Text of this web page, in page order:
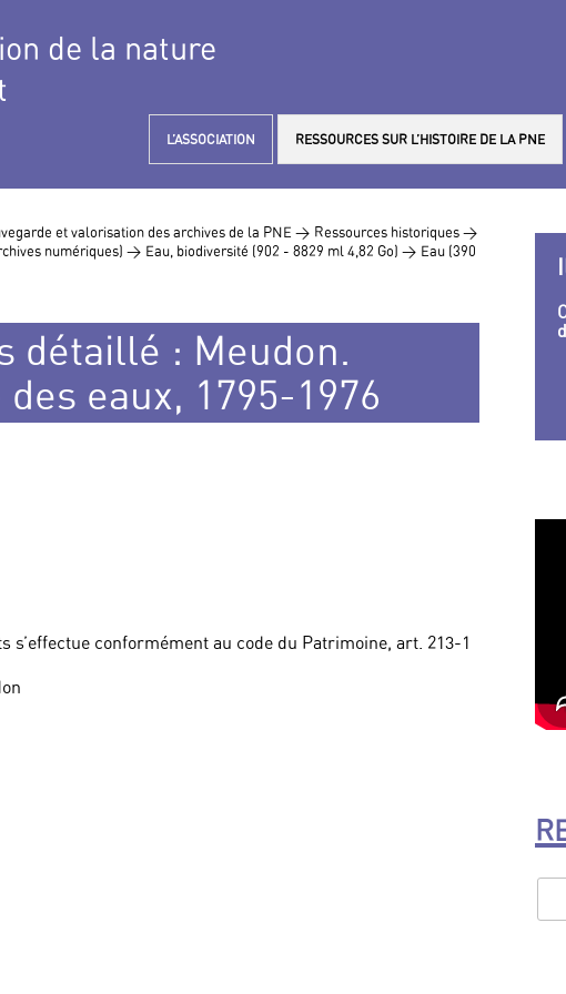
de la nature
L’ASSOCIATION RESSOURCES SUR L’HISTOIRE DE LA PNE
et valorisation des archives de la PNE > Ressources historiques >
numériques) > Eau, biodiversité (902 - 8829 ml 4,82 Go) > Eau (390
détaillé : Meudon.
eaux, 1795-1976
s’effectue conformément au code du Patrimoine, art. 213-1